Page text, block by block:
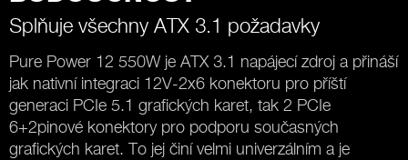
Splňuje všechny ATX 3.1 požadavky
Pure Power 12 550W je ATX 3.1 napájecí zdroj a přináší
jak nativní integraci 12V-2x6 konektoru pro příští
generaci PCIe 5.1 grafických karet, tak 2 PCIe
6+2pinové konektory pro podporu současných
grafických karet. To jej činí velmi univerzálním a je